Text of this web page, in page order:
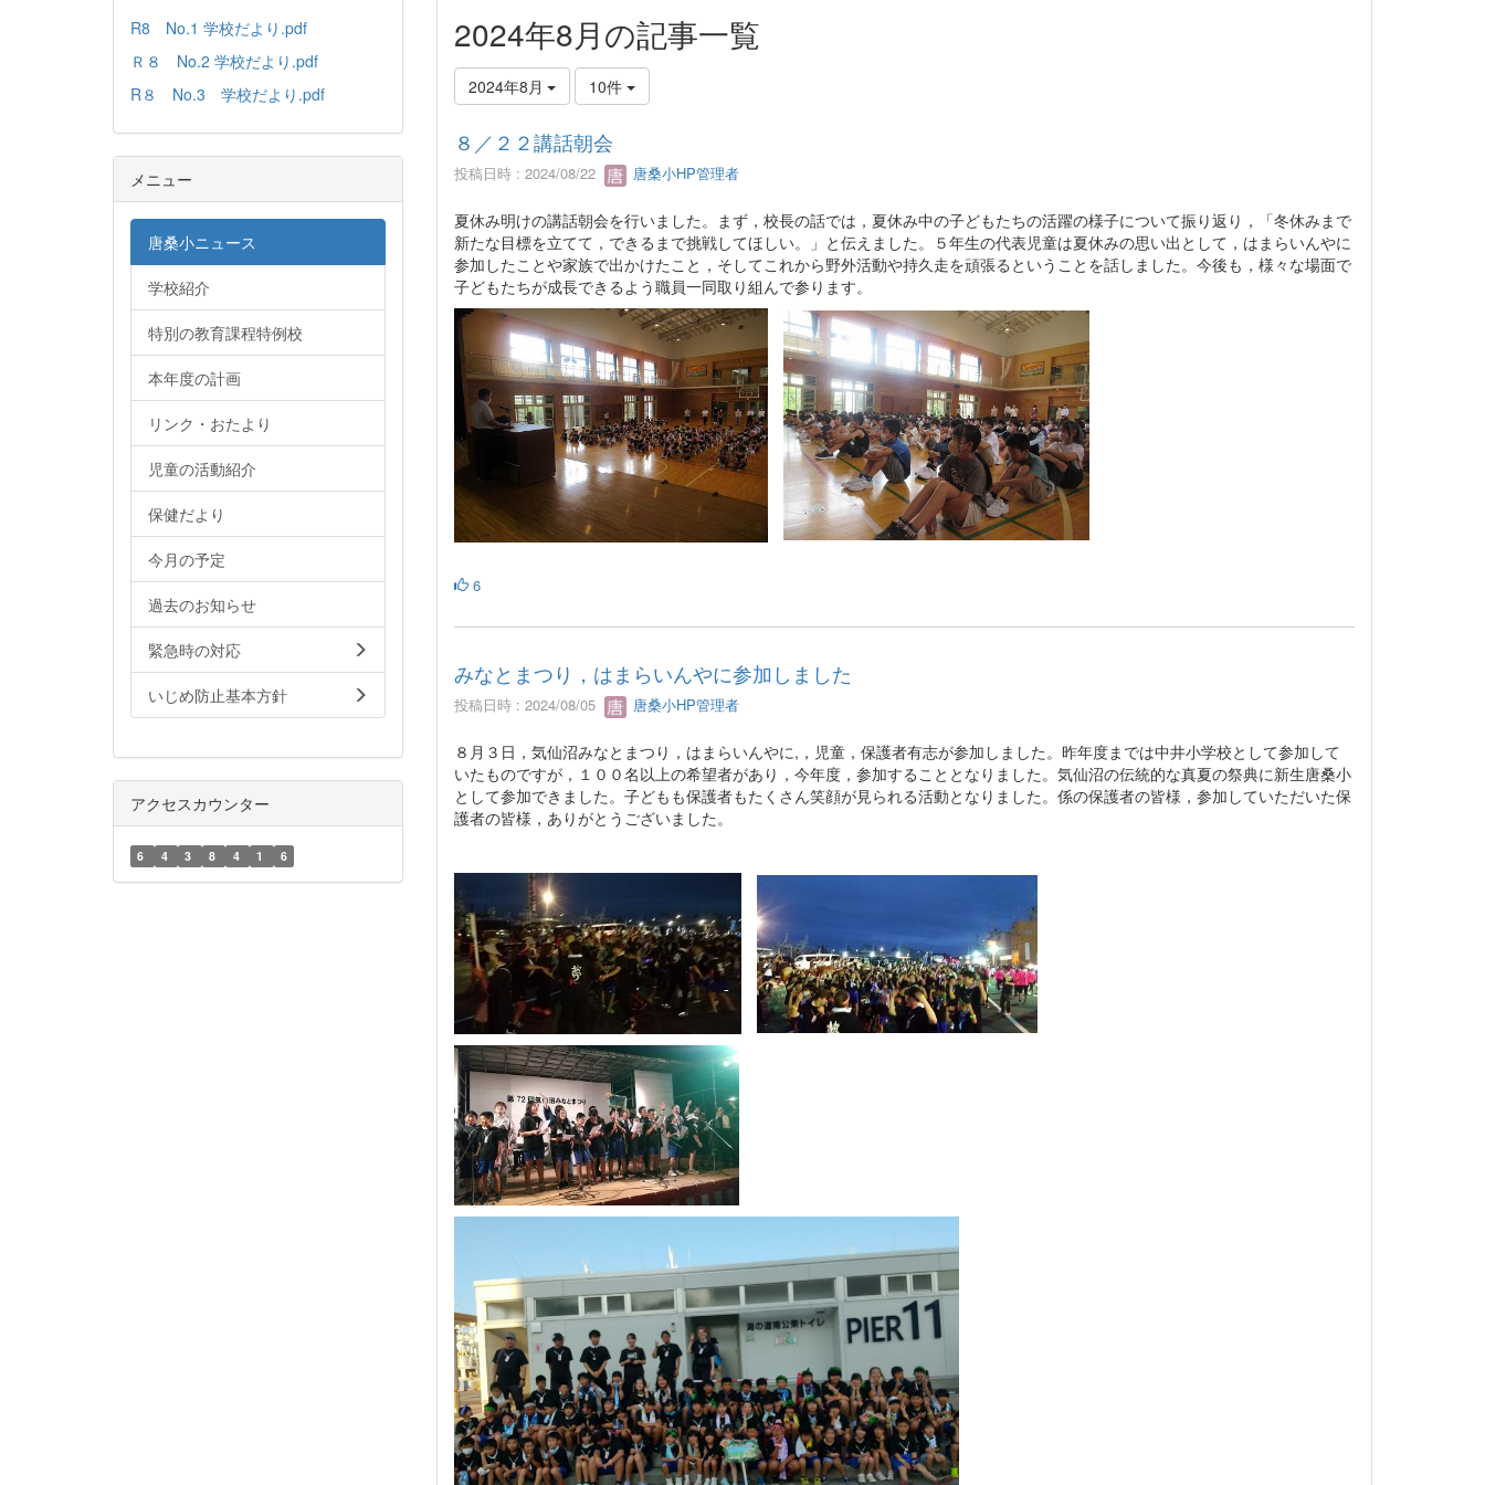
2024年8月の記事一覧
2024年8月 10件
８／２２講話朝会
投稿日時 : 2024/08/22 唐桑小HP管理者
夏休み明けの講話朝会を行いました。まず，校長の話では，夏休み中の子どもたちの活躍の様子について振り返り，「冬休みまで
新たな目標を立てて，できるまで挑戦してほしい。」と伝えました。５年生の代表児童は夏休みの思い出として，はまらいんやに
参加したことや家族で出かけたこと，そしてこれから野外活動や持久走を頑張るということを話しました。今後も，様々な場面で
子どもたちが成長できるよう職員一同取り組んで参ります。
6
みなとまつり，はまらいんやに参加しました
投稿日時 : 2024/08/05 唐桑小HP管理者
８月３日，気仙沼みなとまつり，はまらいんやに,，児童，保護者有志が参加しました。昨年度までは中井小学校として参加して
いたものですが，１００名以上の希望者があり，今年度，参加することとなりました。気仙沼の伝統的な真夏の祭典に新生唐桑小
として参加できました。子どもも保護者もたくさん笑顔が見られる活動となりました。係の保護者の皆様，参加していただいた保
護者の皆様，ありがとうございました。
R8 No.1 学校だより.pdf
Ｒ８ No.2 学校だより.pdf
R８ No.3 学校だより.pdf
メニュー
唐桑小ニュース
学校紹介
特別の教育課程特例校
本年度の計画
リンク・おたより
児童の活動紹介
保健だより
今月の予定
過去のお知らせ
緊急時の対応
いじめ防止基本方針
アクセスカウンター
6 4 3 8 4 1 6